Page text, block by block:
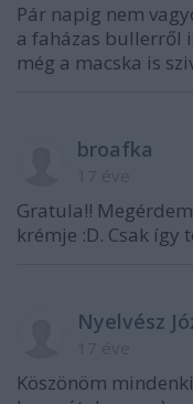
Pár napig nem
a faházas bullerről
még a macska is
broafka
Gratula!!
krémje :D. Csak így
Nyelvész
Köszönöm